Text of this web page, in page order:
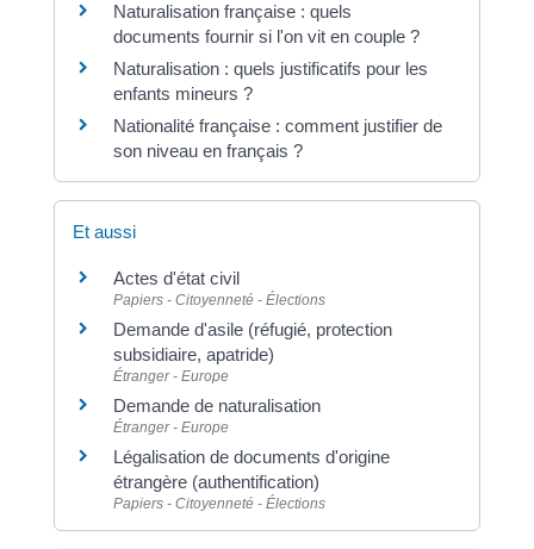
Naturalisation française : quels
documents fournir si l'on vit en couple ?
Naturalisation : quels justificatifs pour les
enfants mineurs ?
Nationalité française : comment justifier de
son niveau en français ?
Et aussi
Actes d'état civil
Papiers - Citoyenneté - Élections
Demande d'asile (réfugié, protection
subsidiaire, apatride)
Étranger - Europe
Demande de naturalisation
Étranger - Europe
Légalisation de documents d'origine
étrangère (authentification)
Papiers - Citoyenneté - Élections